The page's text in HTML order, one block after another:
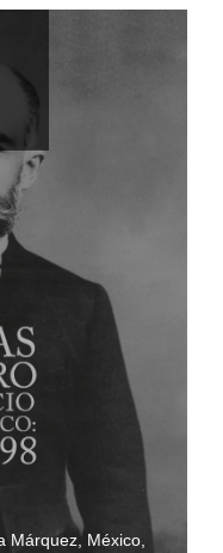
Márquez, México,